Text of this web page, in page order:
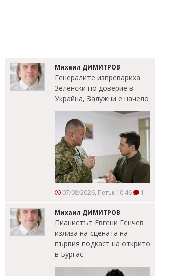
Михаил ДИМИТРОВ
Генералите изпревариха
Зеленски по доверие в
Украйна, Залужни е начело
07/08/2026, Петък 10:46 1
Михаил ДИМИТРОВ
Пианистът Евгени Генчев
излиза на сцената на
първия подкаст на открито
в Бургас